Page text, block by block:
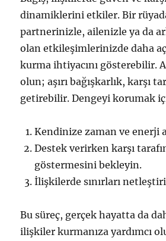
dinamiklerini etkiler. Bir
partnerinizle, ailenizle ya da
olan etkileşimlerinizde daha
kurma ihtiyacını gösterebilir.
olun; aşırı bağışkarlık, karşı
getirebilir. Dengeyi korumak
Kendinize zaman ve enerji
Destek verirken karşı
göstermesini bekleyin.
İlişkilerde sınırları
Bu süreç, gerçek hayatta da
ilişkiler kurmanıza yardımcı